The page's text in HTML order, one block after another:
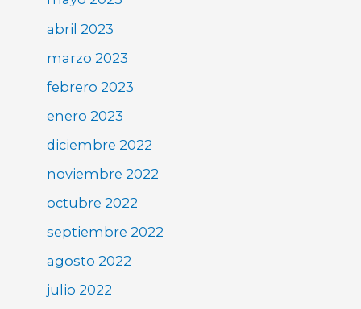
abril 2023
marzo 2023
febrero 2023
enero 2023
diciembre 2022
noviembre 2022
octubre 2022
septiembre 2022
agosto 2022
julio 2022